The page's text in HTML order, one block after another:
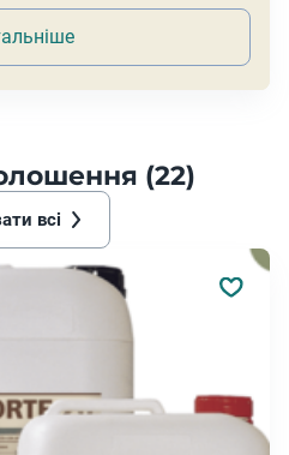
(22)
всі